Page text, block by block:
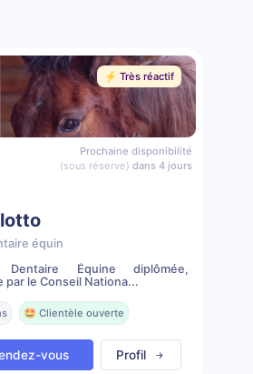
⚡️ Très réactif
Prochaine disponibilité
(sous réserve) dans 4 jours
équin
Dentaire Équine diplômée,
le Conseil Nationa...
🤩 Clientèle ouverte
vous Profil